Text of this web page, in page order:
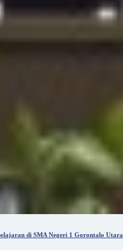
di SMA Negeri 1 Gorontalo Utara